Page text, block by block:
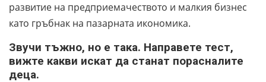
развитие на предприемачеството и малкия бизнес
като гръбнак на пазарната икономика.
Звучи тъжно, но е така. Направете тест,
вижте какви искат да станат порасналите
деца.